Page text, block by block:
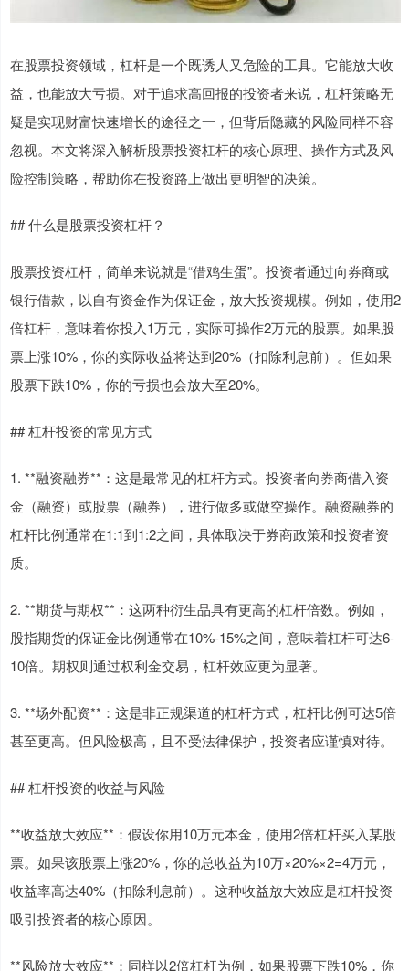
在股票投资领域，杠杆是一个既诱人又危险的工具。它能放大收
益，也能放大亏损。对于追求高回报的投资者来说，杠杆策略无
疑是实现财富快速增长的途径之一，但背后隐藏的风险同样不容
忽视。本文将深入解析股票投资杠杆的核心原理、操作方式及风
险控制策略，帮助你在投资路上做出更明智的决策。
## 什么是股票投资杠杆？
股票投资杠杆，简单来说就是“借鸡生蛋”。投资者通过向券商或
银行借款，以自有资金作为保证金，放大投资规模。例如，使用2
倍杠杆，意味着你投入1万元，实际可操作2万元的股票。如果股
票上涨10%，你的实际收益将达到20%（扣除利息前）。但如果
股票下跌10%，你的亏损也会放大至20%。
## 杠杆投资的常见方式
1. **融资融券**：这是最常见的杠杆方式。投资者向券商借入资
金（融资）或股票（融券），进行做多或做空操作。融资融券的
杠杆比例通常在1:1到1:2之间，具体取决于券商政策和投资者资
质。
2. **期货与期权**：这两种衍生品具有更高的杠杆倍数。例如，
股指期货的保证金比例通常在10%-15%之间，意味着杠杆可达6-
10倍。期权则通过权利金交易，杠杆效应更为显著。
3. **场外配资**：这是非正规渠道的杠杆方式，杠杆比例可达5倍
甚至更高。但风险极高，且不受法律保护，投资者应谨慎对待。
## 杠杆投资的收益与风险
**收益放大效应**：假设你用10万元本金，使用2倍杠杆买入某股
票。如果该股票上涨20%，你的总收益为10万×20%×2=4万元，
收益率高达40%（扣除利息前）。这种收益放大效应是杠杆投资
吸引投资者的核心原因。
**风险放大效应**：同样以2倍杠杆为例，如果股票下跌10%，你